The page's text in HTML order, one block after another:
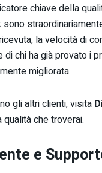
chiave della
sono
la velocità di
chi ha già provato i
migliorata.
gli altri clienti, visita
che troverai.
e